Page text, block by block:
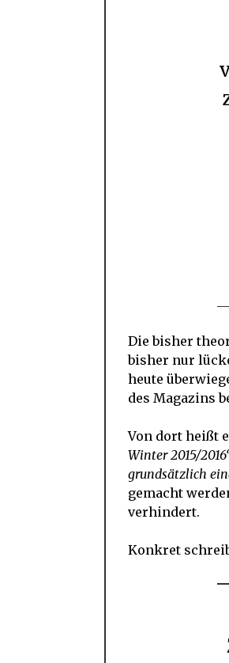
Die bisher
bisher nur
heute
des Magazins
Von dort heißt
Winter 2015/
grundsätzlich
gemacht
verhindert.
Konkret
Zu